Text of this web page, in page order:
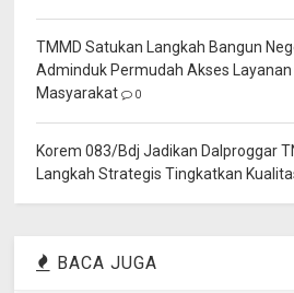
TMMD Satukan Langkah Bangun
Adminduk Permudah Akses Layanan
Masyarakat
0
Korem 083/Bdj Jadikan Dalproggar
Langkah Strategis Tingkatkan
BACA JUGA